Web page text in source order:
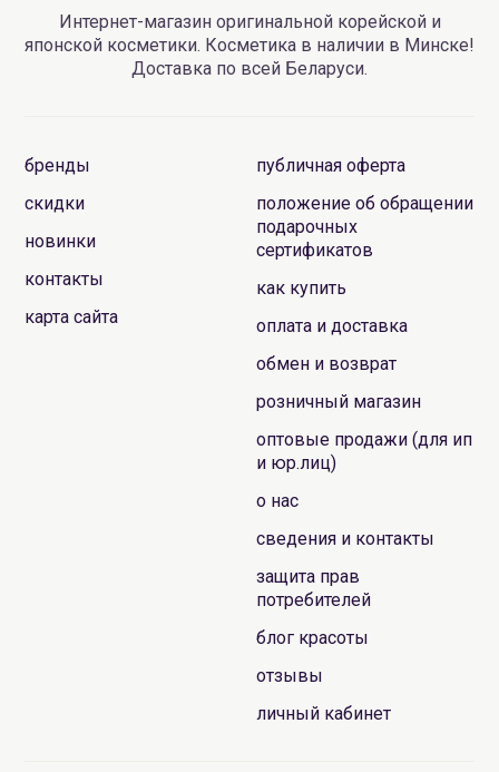
Интернет-магазин оригинальной корейской и
японской косметики. Косметика в наличии в Минске!
Доставка по всей Беларуси.
бренды
скидки
новинки
контакты
карта сайта
публичная оферта
положение об обращении
подарочных
сертификатов
как купить
оплата и доставка
обмен и возврат
розничный магазин
оптовые продажи (для ип
и юр.лиц)
о нас
сведения и контакты
защита прав
потребителей
блог красоты
отзывы
личный кабинет